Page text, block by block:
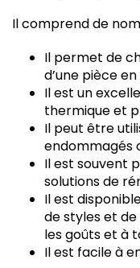
Il comprend de
Il permet de
d’une pièce
Il est un
thermique et
Il peut être
endommagés
Il est souvent
solutions de
Il est
de styles et
les goûts et à
Il est facile à